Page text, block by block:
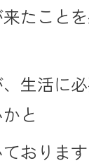
たこと
生活に
と
おります